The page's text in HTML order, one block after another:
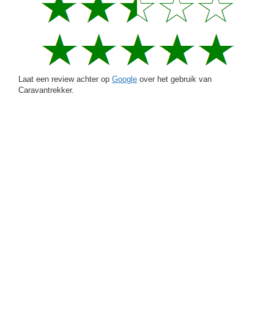
Laat een review achter op Google over het gebruik van
Caravantrekker.